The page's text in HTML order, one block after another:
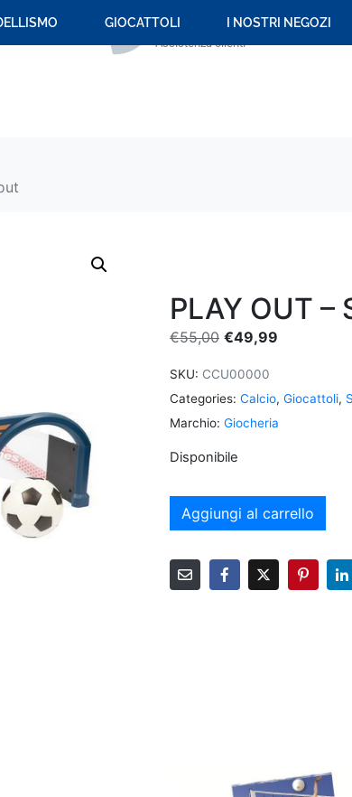
+39 059 694 092
Assistenza clienti
GIOCATTOLI I NOSTRI NEGOZI
PLAY OUT
€55,00 €49,99
SKU: CCU00000
Categories: Calcio, Giocattoli,
Marchio: Giocheria
Disponibile
Aggiungi al carrello